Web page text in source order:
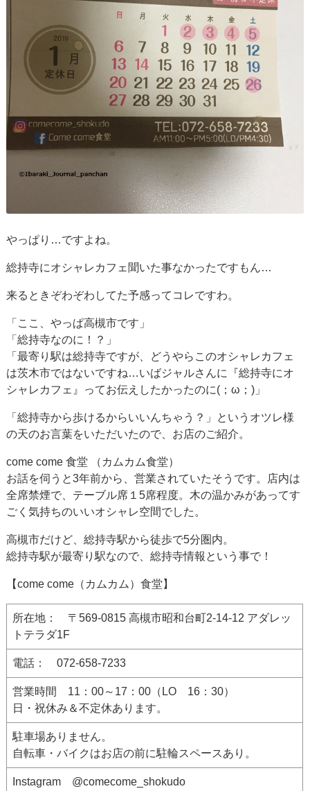
やっぱり…ですよね。
総持寺にオシャレカフェ聞いた事なかったですもん…
来るときぞわぞわしてた予感ってコレですわ。
「ここ、やっぱ高槻市です」
「総持寺なのに！？」
「最寄り駅は総持寺ですが、どうやらこのオシャレカフェ
は茨木市ではないですね…いばジャルさんに『総持寺にオ
シャレカフェ』ってお伝えしたかったのに(；ω；)」
「総持寺から歩けるからいいんちゃう？」というオツレ様
の天のお言葉をいただいたので、お店のご紹介。
come come 食堂 （カムカム食堂）
お話を伺うと3年前から、営業されていたそうです。店内は
全席禁煙で、テーブル席１5席程度。木の温かみがあってす
ごく気持ちのいいオシャレ空間でした。
高槻市だけど、総持寺駅から徒歩で5分圏内。
総持寺駅が最寄り駅なので、総持寺情報という事で！
【come come（カムカム）食堂】
所在地： 〒569-0815 高槻市昭和台町2-14-12 アダレッ
トテラダ1F
電話： 072-658-7233
営業時間 11：00～17：00（LO 16：30）
日・祝休み＆不定休あります。
駐車場ありません。
自転車・バイクはお店の前に駐輪スペースあり。
Instagram @comecome_shokudo